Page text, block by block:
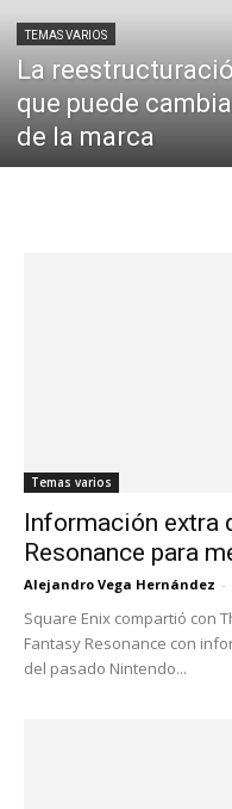
TEMAS VARIOS
La
que puede
de la marca
Temas varios
Información extra
Resonance para
Alejandro Vega Hernández -
Square Enix compartió con
Fantasy Resonance con
del pasado Nintendo...